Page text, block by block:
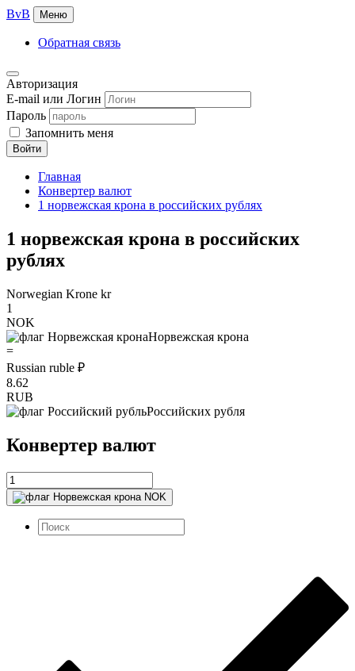
BvB Меню
Обратная связь
Авторизация
E-mail или Логин
Пароль
Запомнить меня
Войти
Главная
Конвертер валют
1 норвежская крона в российских рублях
1 норвежская крона в российских
рублях
Norwegian Krone kr
1
NOK
Норвежская крона
=
Russian ruble ₽
8.62
RUB
Российских рубля
Конвертер валют
NOK